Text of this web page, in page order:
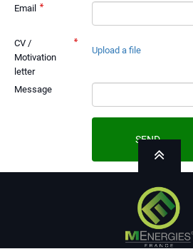
Email
CV /
Motivation
letter
Upload a file
Message